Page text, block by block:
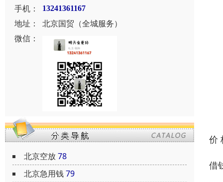
手机：
13241361167
地址：
北京国贸（全城服务）
微信：
北京空放78
北京急用钱79
价
借